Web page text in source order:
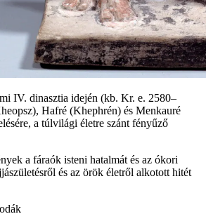
IV. dinasztia idején (kb. Kr. e. 2580–
Hafré (Khephrén) és Menkauré
a túlvilági életre szánt fényűző
a fáraók isteni hatalmát és az ókori
és az örök életről alkotott hitét